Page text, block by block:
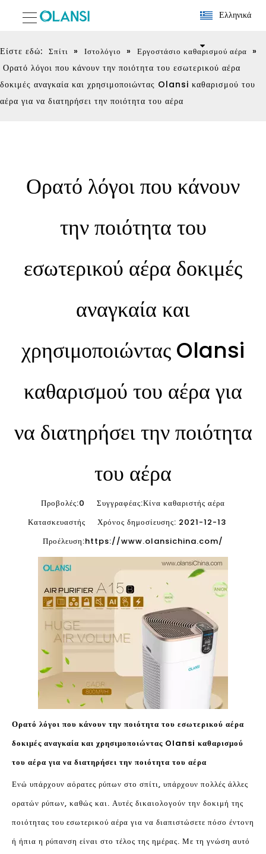
Ελληνικά
Είστε εδώ: Σπίτι » Ιστολόγιο » Εργοστάσιο καθαρισμού αέρα »
Ορατό λόγοι που κάνουν την ποιότητα του εσωτερικού αέρα
δοκιμές αναγκαία και χρησιμοποιώντας Olansi καθαρισμού του
αέρα για να διατηρήσει την ποιότητα του αέρα
Ορατό λόγοι που κάνουν
την ποιότητα του
εσωτερικού αέρα δοκιμές
αναγκαία και
χρησιμοποιώντας Olansi
καθαρισμού του αέρα για
να διατηρήσει την ποιότητα
του αέρα
Προβολές:0
Συγγραφέας:Κίνα καθαριστής αέρα
Κατασκευαστής Χρόνος δημοσίευσης: 2021-12-13
Προέλευση:https://www.olansichina.com/
Ορατό λόγοι που κάνουν την ποιότητα του εσωτερικού αέρα
δοκιμές αναγκαία και χρησιμοποιώντας Olansi καθαρισμού
του αέρα για να διατηρήσει την ποιότητα του αέρα
Ενώ υπάρχουν αόρατες ρύπων στο σπίτι, υπάρχουν πολλές άλλες
ορατών ρύπων, καθώς και. Αυτές δικαιολογούν την δοκιμή της
ποιότητας του εσωτερικού αέρα για να διαπιστώσετε πόσο έντονη
ή ήπια η ρύπανση είναι στο τέλος της ημέρας. Με τη γνώση αυτό